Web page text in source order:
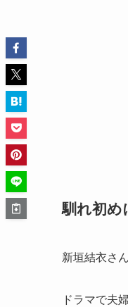
馴れ初め
新垣結衣さ
ドラマで夫